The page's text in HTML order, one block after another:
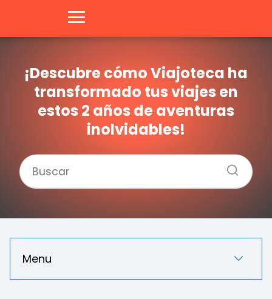
¡Descubre cómo Viajoteca ha
transformado tus viajes en
estos 2 años de aventuras
inolvidables!
Menu